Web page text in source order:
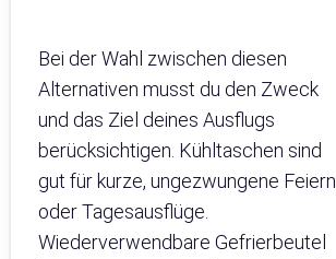
Bei der Wahl zwischen diesen
Alternativen musst du den Zweck
und das Ziel deines Ausflugs
berücksichtigen. Kühltaschen sind
gut für kurze, ungezwungene Feiern
oder Tagesausflüge.
Wiederverwendbare Gefrierbeutel